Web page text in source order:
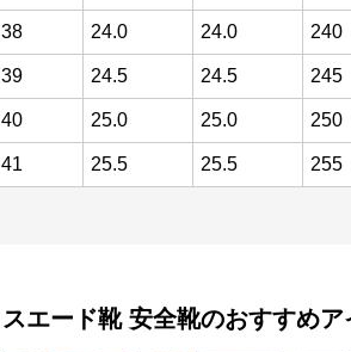
38 24.0 24.0 240
39 24.5 24.5 245
40 25.0 25.0 250
41 25.5 25.5 255
スエード靴 安全靴のおすすめア